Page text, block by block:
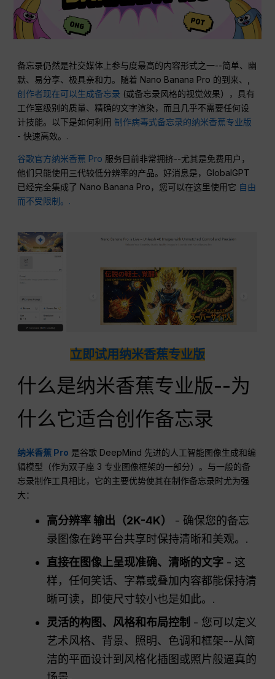
备忘录仍然是社交媒体上参与度最高的内容形式之一--简单、幽
默、易分享、极具亲和力。随着 Nano Banana Pro 的到来、,
创作者现在可以生成备忘录 (或备忘录风格的视觉效果），具有
工作室级别的质量、精确的文字渲染，而且几乎不需要任何设
计技能。以下是如何利用制作病毒式备忘录的纳米香蕉专业版
- 快速高效。.
谷歌官方纳米香蕉 Pro 服务目前非常拥挤--尤其是免费用户，
他们只能使用三代较低分辨率的产品。好消息是，GlobalGPT
已经完全集成了 Nano Banana Pro，您可以在这里使用它 自由
而不受限制。.
立即试用纳米香蕉专业版
什么是纳米香蕉专业版--为
什么它适合创作备忘录
纳米香蕉 Pro 是谷歌 DeepMind 先进的人工智能图像生成和编
辑模型（作为双子座 3 专业图像框架的一部分）。与一般的备
忘录制作工具相比，它的主要优势使其在制作备忘录时尤为强
大：
高分辨率 输出（2K-4K）
- 确保您的备忘
录图像在跨平台共享时保持清晰和美观。.
直接在图像上呈现准确、清晰的文字 - 这
样，任何笑话、字幕或叠加内容都能保持清
晰可读，即使尺寸较小也是如此。.
灵活的构图、风格和布局控制 - 您可以定义
艺术风格、背景、照明、色调和框架--从简
洁的平面设计到风格化插图或照片般逼真的